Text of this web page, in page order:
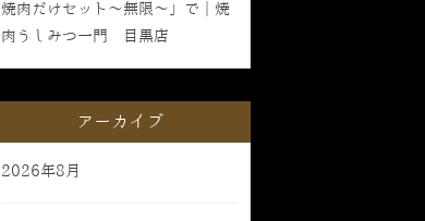
焼肉だけセット〜無限〜」で｜焼
肉うしみつ一門 目黒店
アーカイブ
2026年8月